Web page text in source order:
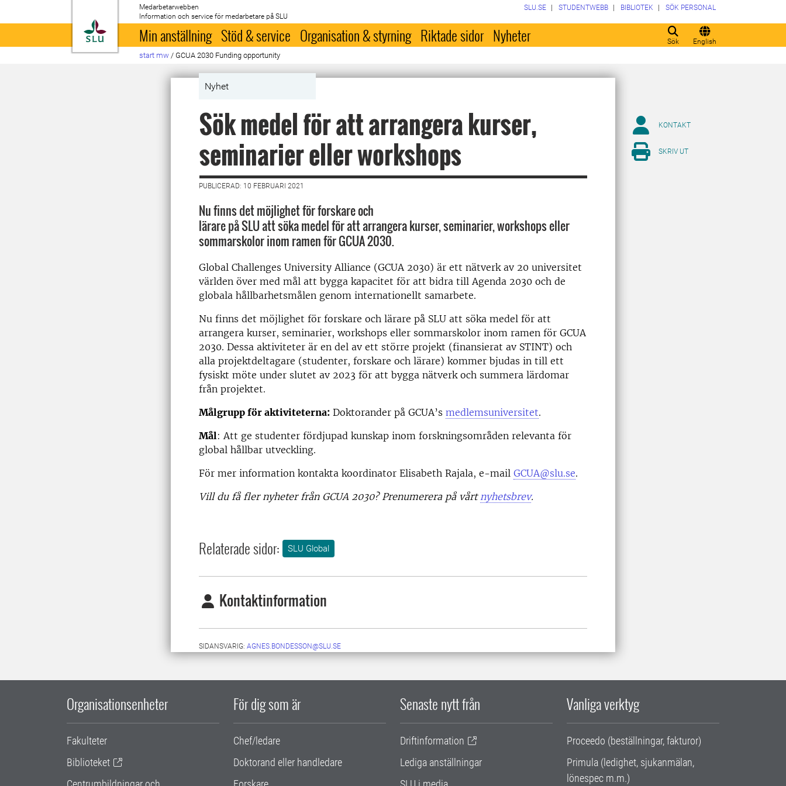
Till startsida
Medarbetarwebben
Information och service för medarbetare på SLU
Sök English
SLU.SE STUDENTWEBB BIBLIOTEK SÖK PERSONAL
Min anställning Stöd & service Organisation & styrning Riktade sidor Nyheter
start mw / GCUA 2030 Funding opportunity
Nyhet
Sök medel för att arrangera kurser,
seminarier eller workshops
PUBLICERAD: 10 FEBRUARI 2021
Nu finns det möjlighet för forskare och
lärare på SLU att söka medel för att arrangera kurser, seminarier, workshops eller
sommarskolor inom ramen för GCUA 2030.
Global Challenges University Alliance (GCUA 2030) är ett nätverk av 20 universitet
världen över med mål att bygga kapacitet för att bidra till Agenda 2030 och de
globala hållbarhetsmålen genom internationellt samarbete.
Nu finns det möjlighet för forskare och lärare på SLU att söka medel för att
arrangera kurser, seminarier, workshops eller sommarskolor inom ramen för GCUA
2030. Dessa aktiviteter är en del av ett större projekt (finansierat av STINT) och
alla projektdeltagare (studenter, forskare och lärare) kommer bjudas in till ett
fysiskt möte under slutet av 2023 för att bygga nätverk och summera lärdomar
från projektet.
Målgrupp för aktiviteterna: Doktorander på GCUA’s medlemsuniversitet.
Mål: Att ge studenter fördjupad kunskap inom forskningsområden relevanta för
global hållbar utveckling.
För mer information kontakta koordinator Elisabeth Rajala, e-mail GCUA@slu.se.
Vill du få fler nyheter från GCUA 2030? Prenumerera på vårtnyhetsbrev.
Relaterade sidor: SLU Global
Kontaktinformation
SIDANSVARIG: AGNES.BONDESSON@SLU.SE
KONTAKT
SKRIV UT
Organisationsenheter
Fakulteter
Biblioteket
För dig som är
Chef/ledare
Doktorand eller handledare
Senaste nytt från
Driftinformation
Lediga anställningar
Vanliga verktyg
Proceedo (beställningar, fakturor)
Primula (ledighet, sjukanmälan,
lönespec m.m.)